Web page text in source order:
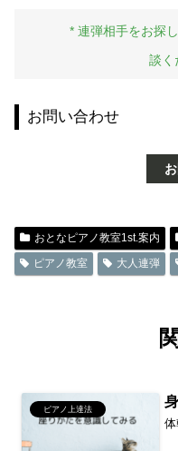
* 連弾相手をお探
談く
お問い合わせ
おとなピアノ教室1st.案内
ピアノ教室
大人連弾
ピアノ上達法